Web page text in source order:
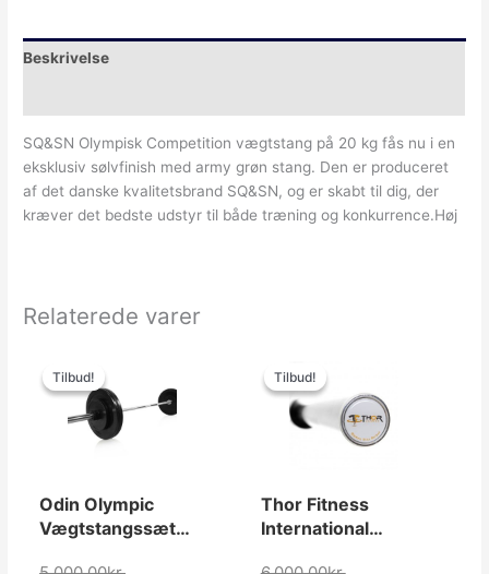
Beskrivelse
SQ&SN Olympisk Competition vægtstang på 20 kg fås nu i en
eksklusiv sølvfinish med army grøn stang. Den er produceret
af det danske kvalitetsbrand SQ&SN, og er skabt til dig, der
kræver det bedste udstyr til både træning og konkurrence.Høj
Relaterede varer
Tilbud!
Tilbud!
Odin Olympic
Vægtstangssæt
prispris
er:
Tilbud!
Tilbud!
Thor Fitness
International
pris
var:
6,000.00kr..
pris
er:
4,999.00kr..